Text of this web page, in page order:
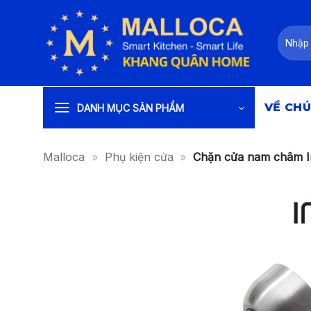
Tìm
kiếm:
DANH MỤC SẢN PHẨM VỀ
Malloca » Phụ kiện cửa » Chặn cửa nam châm